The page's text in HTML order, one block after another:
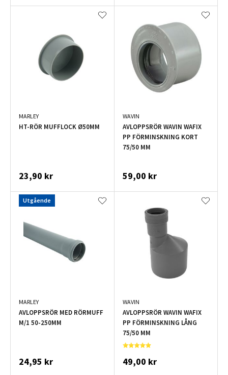
MARLEY
HT-RÖR MUFFLOCK Ø50MM
23,90 kr
WAVIN
AVLOPPSRÖR WAVIN WAFIX
PP FÖRMINSKNING KORT
75/50 MM
59,00 kr
Utgående
MARLEY
AVLOPPSRÖR MED RÖRMUFF
M/1 50-250MM
24,95 kr
WAVIN
AVLOPPSRÖR WAVIN WAFIX
PP FÖRMINSKNING LÅNG
75/50 MM
49,00 kr